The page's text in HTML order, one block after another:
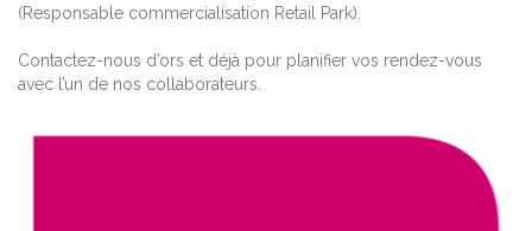
(Responsable commercialisation Retail Park).
Contactez-nous d’ors et déjà pour planifier vos rendez-vous
avec l’un de nos collaborateurs.